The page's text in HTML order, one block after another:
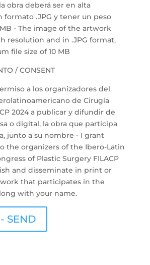
obra deberá ser en alta
formato .JPG y tener un peso
- The image of the artwork
resolution and in .JPG format,
file size of 10 MB
/ CONSENT
a los organizadores del
de Cirugía
2024 a publicar y difundir de
o digital, la obra que participa
junto a su nombre - I grant
the organizers of the Ibero-Latin
of Plastic Surgery FILACP
and disseminate in print or
that participates in the
with your name.
SEND